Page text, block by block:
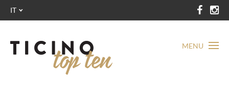
MENU
IT